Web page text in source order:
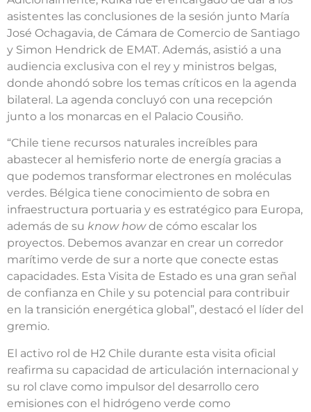
asistentes las conclusiones de la sesión junto María
José Ochagavia, de Cámara de Comercio de Santiago
y Simon Hendrick de EMAT. Además, asistió a una
audiencia exclusiva con el rey y ministros belgas,
donde ahondó sobre los temas críticos en la agenda
bilateral. La agenda concluyó con una recepción
junto a los monarcas en el Palacio Cousiño.
“Chile tiene recursos naturales increíbles para
abastecer al hemisferio norte de energía gracias a
que podemos transformar electrones en moléculas
verdes. Bélgica tiene conocimiento de sobra en
infraestructura portuaria y es estratégico para Europa,
además de su know howde cómo escalar los
proyectos. Debemos avanzar en crear un corredor
marítimo verde de sur a norte que conecte estas
capacidades. Esta Visita de Estado es una gran señal
de confianza en Chile y su potencial para contribuir
en la transición energética global”, destacó el líder del
gremio.
El activo rol de H2 Chile durante esta visita oficial
reafirma su capacidad de articulación internacional y
su rol clave como impulsor del desarrollo cero
emisiones con el hidrógeno verde como